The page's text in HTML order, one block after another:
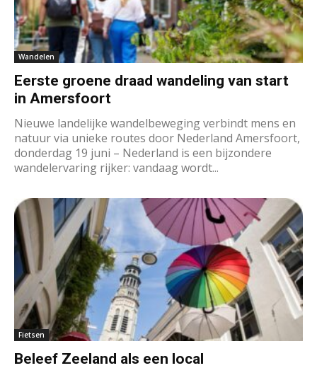
Wandelen
Eerste groene draad wandeling van start
in Amersfoort
Nieuwe landelijke wandelbeweging verbindt mens en
natuur via unieke routes door Nederland Amersfoort,
donderdag 19 juni – Nederland is een bijzondere
wandelervaring rijker: vandaag wordt...
Fietsen
Beleef Zeeland als een local